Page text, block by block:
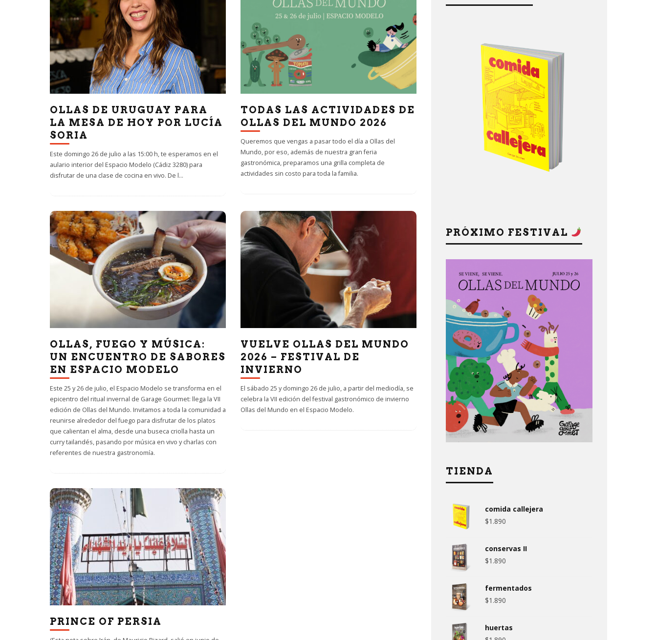
OLLAS DE URUGUAY PARA
LA MESA DE HOY POR LUCÍA
SORIA
Este domingo 26 de julio a las 15:00 h, te esperamos en el
aulario interior del Espacio Modelo (Cádiz 3280) para
disfrutar de una clase de cocina en vivo. De l...
TODAS LAS ACTIVIDADES DE
OLLAS DEL MUNDO 2026
Queremos que vengas a pasar todo el día a Ollas del
Mundo, por eso, además de nuestra gran feria
gastronómica, preparamos una grilla completa de
actividades sin costo para toda la familia.
OLLAS, FUEGO Y MÚSICA:
UN ENCUENTRO DE SABORES
EN ESPACIO MODELO
Este 25 y 26 de julio, el Espacio Modelo se transforma en el
epicentro del ritual invernal de Garage Gourmet: llega la VII
edición de Ollas del Mundo. Invitamos a toda la comunidad a
reunirse alrededor del fuego para disfrutar de los platos
que calientan el alma, desde una buseca criolla hasta un
curry tailandés, pasando por música en vivo y charlas con
referentes de nuestra gastronomía.
VUELVE OLLAS DEL MUNDO
2026 – FESTIVAL DE
INVIERNO
El sábado 25 y domingo 26 de julio, a partir del mediodía, se
celebra la VII edición del festival gastronómico de invierno
Ollas del Mundo en el Espacio Modelo.
PRINCE OF PERSIA
PRÓXIMO FESTIVAL
TIENDA
comida callejera
$1.890
conservas II
$1.890
fermentados
$1.890
huertas